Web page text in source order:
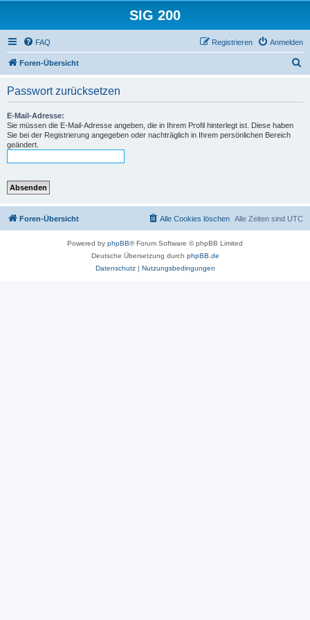
SIG 200
FAQ Anmelden
Registrieren
Foren-Übersicht
Passwort zurücksetzen
E-Mail-Adresse:
Sie müssen die E-Mail-Adresse angeben, die in Ihrem Profil hinterlegt ist. Diese haben
Sie bei der Registrierung angegeben oder nachträglich in Ihrem persönlichen Bereich
geändert.
Foren-Übersicht Alle Zeiten sind UTC
Alle Cookies löschen
Powered by phpBB® Forum Software © phpBB Limited
Deutsche Übersetzung durch phpBB.de
Datenschutz| Nutzungsbedingungen